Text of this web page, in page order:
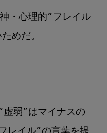
・心理的”フレイル
めだ。
弱”はマイナスの